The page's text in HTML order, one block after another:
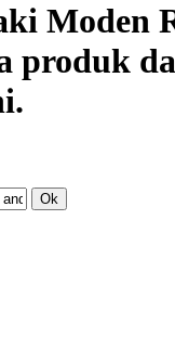
Moden
produk
Ok